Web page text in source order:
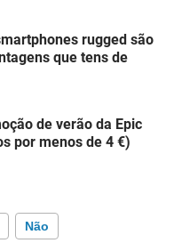
rugged são
que tens de
de verão da Epic
por menos de 4 €)
Não